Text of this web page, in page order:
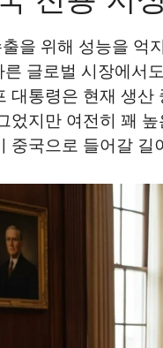
을 위해 성능을 억
글로벌 시장에서
대통령은 현재 생
었지만 여전히 꽤
중국으로 들어갈